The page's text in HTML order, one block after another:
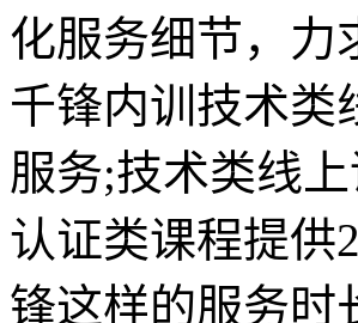
化服务细节，力
千锋内训技术类
服务;技术类线
认证类课程提供
锋这样的服务时